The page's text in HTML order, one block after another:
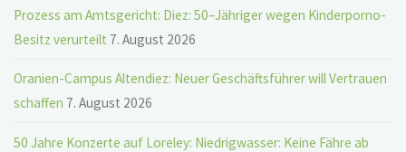
Prozess am Amtsgericht: Diez: 50–Jähriger wegen Kinderporno-
Besitz verurteilt 7. August 2026
Oranien-Campus Altendiez: Neuer Geschäftsführer will Vertrauen
schaffen 7. August 2026
50 Jahre Konzerte auf Loreley: Niedrigwasser: Keine Fähre ab